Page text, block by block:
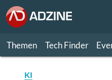
Themen Tech Finder
KI